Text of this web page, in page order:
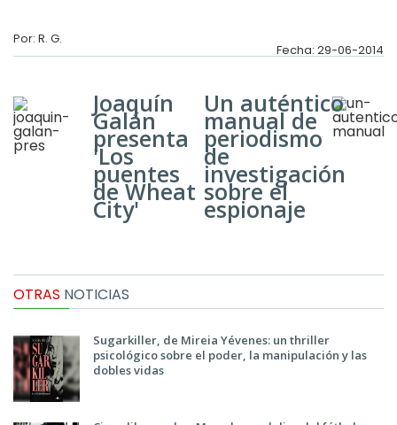
Por: R. G.
Fecha: 29-06-2014
Joaquín
Galán
presenta
'Los
puentes
de Wheat
City'
Un auténtico
manual de
periodismo
de
investigación
sobre el
espionaje
OTRAS NOTICIAS
Sugarkiller, de Mireia Yévenes: un thriller
psicológico sobre el poder, la manipulación y las
dobles vidas